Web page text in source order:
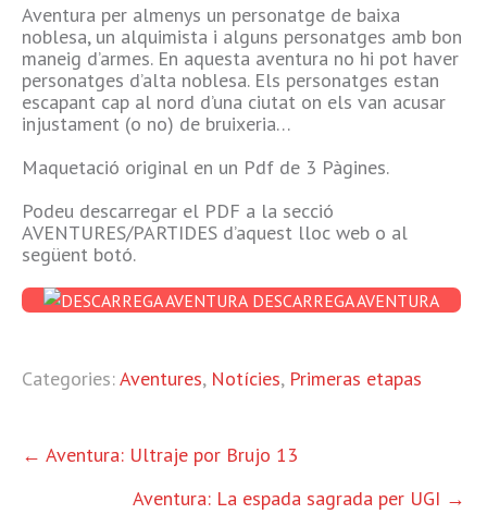
Aventura per almenys un personatge de baixa
noblesa, un alquimista i alguns personatges amb bon
maneig d’armes. En aquesta aventura no hi pot haver
personatges d’alta noblesa. Els personatges estan
escapant cap al nord d’una ciutat on els van acusar
injustament (o no) de bruixeria…
Maquetació original en un Pdf de 3 Pàgines.
Podeu descarregar el PDF a la secció
AVENTURES/PARTIDES d’aquest lloc web o al
següent botó.
DESCARREGA AVENTURA
Categories:Aventures, Notícies, Primeras etapas
ALTRES
ENTRADES
← Aventura: Ultraje por Brujo 13
Aventura: La espada sagrada per UGI →